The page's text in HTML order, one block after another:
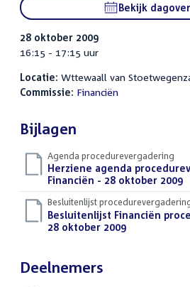
Bekijk
28 oktober 2009
16:15 - 17:15 uur
Locatie: Wttewaall van
Commissie: Financiën
Bijlagen
Agenda procedurevergadering
Download
bestand:
Herziene agenda
Financiën - 28 oktober 2009
Besluitenlijst
Download
bestand:
Besluitenlijst Financiën
28 oktober 2009(PDF)
Deelnemers